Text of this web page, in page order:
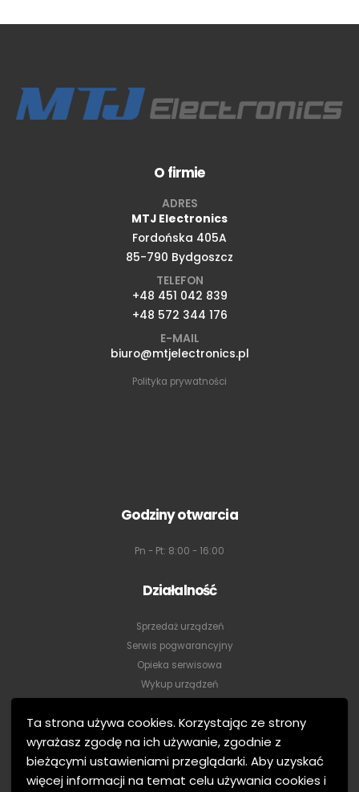
Ta strona używa cookies. Korzystając ze strony
wyrażasz zgodę na ich używanie, zgodnie z
bieżącymi ustawieniami przeglądarki. Aby uzyskać
więcej informacji na temat celu używania cookies i
O firmie
ADRES
MTJ Electronics
Fordońska 405A
85-790 Bydgoszcz
TELEFON
+48 451 042 839
+48 572 344 176
E-MAIL
biuro@mtjelectronics.pl
Godziny otwarcia
Pn - Pt: 8:00 - 16:00
Działalność
Sprzedaż urządzeń
Serwis pogwarancyjny
Wykup urządzeń
Wynajem
Konfiguracja